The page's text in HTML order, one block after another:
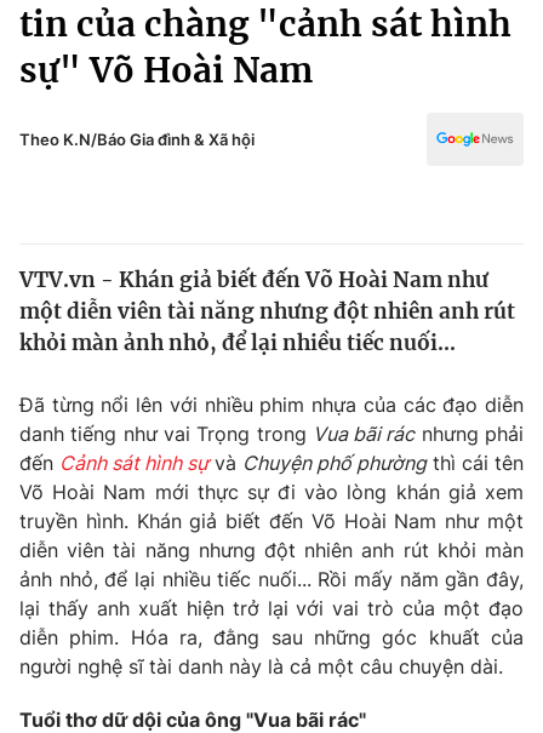
Chính trị
Xã hội
Pháp luật
Thế giới
Tin tức
Câu chuyện quốc tế
Kinh tế
Tài chính
Thị trường
Góc doanh nghiệp
Dữ liệu và đời sống
Truyền hình
Phim VTV
Hậu trường
Nhân vật
Giải trí
Điện ảnh
Âm nhạc
Sao
Đời sống
Giáo dục
Truyền hình
Văn hóa - Giải trí
Công nghệ
tin của chàng "cảnh sát hình
sự" Võ Hoài Nam
Theo K.N/Báo Gia đình & Xã hội
VTV.vn - Khán giả biết đến Võ Hoài Nam như
một diễn viên tài năng nhưng đột nhiên anh rút
khỏi màn ảnh nhỏ, để lại nhiều tiếc nuối...
Đã từng nổi lên với nhiều phim nhựa của các đạo diễn
danh tiếng như vai Trọng trong Vua bãi rácnhưng phải
đến Cảnh sát hình sựvà Chuyện phố phườngthì cái tên
Võ Hoài Nam mới thực sự đi vào lòng khán giả xem
truyền hình. Khán giả biết đến Võ Hoài Nam như một
diễn viên tài năng nhưng đột nhiên anh rút khỏi màn
ảnh nhỏ, để lại nhiều tiếc nuối... Rồi mấy năm gần đây,
lại thấy anh xuất hiện trở lại với vai trò của một đạo
diễn phim. Hóa ra, đằng sau những góc khuất của
người nghệ sĩ tài danh này là cả một câu chuyện dài.
Tuổi thơ dữ dội của ông "Vua bãi rác"